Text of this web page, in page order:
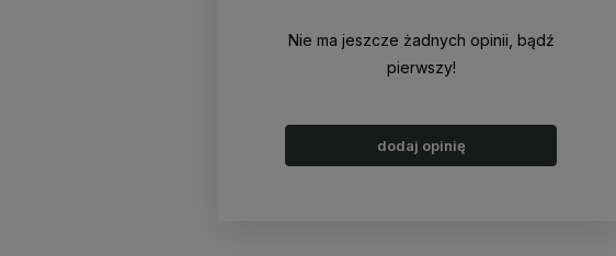
Nie ma jeszcze żadnych opinii, bądź
pierwszy!
dodaj opinię